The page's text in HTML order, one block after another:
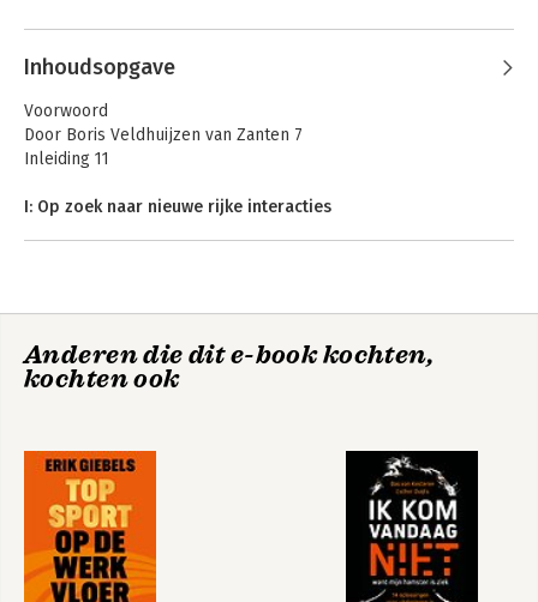
Inhoudsopgave
Voorwoord
Door Boris Veldhuijzen van Zanten 7
Inleiding 11
I: Op zoek naar nieuwe rijke interacties
2. Mijntelefoons
Graven naar de basiselementen van de iPhone 57
De doorbraak van het Gorilla Glass 70
4. Multitouch
Hoe de iPhone aaibaar werd 78
II: De ontwikkeling van het prototype
De eerste versie van het apparaat 103
Anderen die dit e-book kochten,
kochten ook